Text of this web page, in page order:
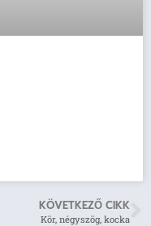
KÖVETKEZŐ CIKK
Kör, négyszög, kocka